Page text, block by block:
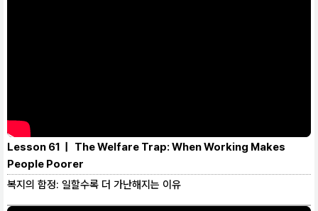
Lesson 61 | The Welfare Trap: When Working Makes
People Poorer
복지의 함정: 일할수록 더 가난해지는 이유